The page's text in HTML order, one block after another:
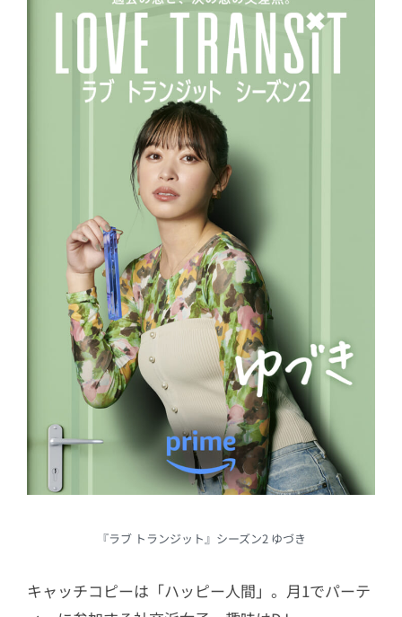
『ラブ トランジット』シーズン2 ゆづき
キャッチコピーは「ハッピー人間」。月1でパーテ